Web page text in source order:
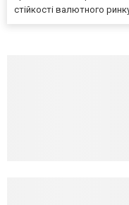
стійкості валютного